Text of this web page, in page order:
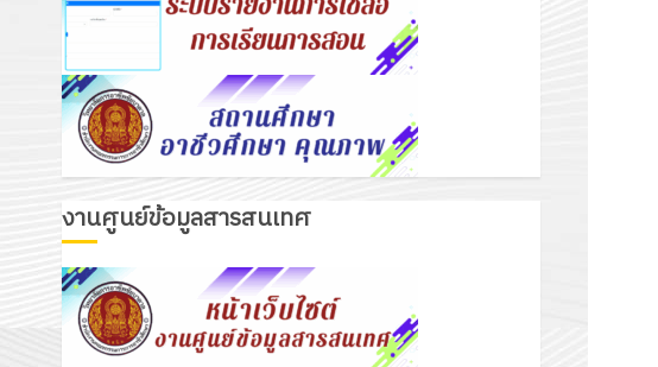
งานศูนย์ข้อมูลสารสนเทศ
3
เรื่องเด่นวันนี้
กับแผนกวิชาอิเล็กทรอนิกส์ โดยได้รับ
การสนับสนุนจากบริษัท มินิเอเจอร์
โซลูชั่นส์ จำกัด